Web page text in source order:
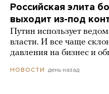
Российская элита
выходит из-под
Путин использует
власти. И все чаще
давления на бизнес и
НОВОСТИ день назад